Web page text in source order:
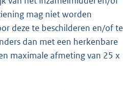
mag niet worden
deze te beschilderen en/of te
dan met een herkenbare
maximale afmeting van 25 x